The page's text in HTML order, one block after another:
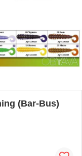
(Bar-Bus)